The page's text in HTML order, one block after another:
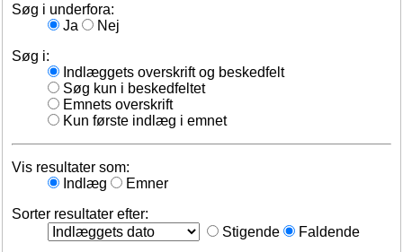
Søg i underfora:
Ja
Nej
Søg i:
Indlæggets overskrift og beskedfelt
Søg kun i beskedfeltet
Emnets overskrift
Kun første indlæg i emnet
Vis resultater som:
Indlæg
Emner
Sorter resultater efter:
Stigende
Faldende